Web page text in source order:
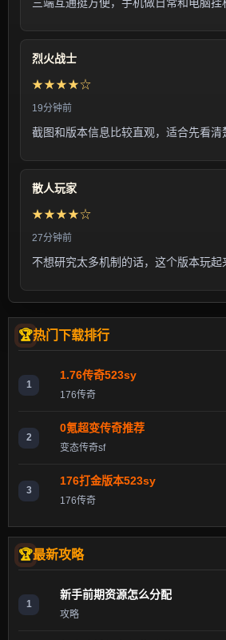
烈火战士
★★★★☆
19分钟前
截图和版本信息比较直观，适合先看清
散人玩家
★★★★☆
27分钟前
不想研究太多机制的话，这个版本玩起
热门下载排行
1
1.76传奇523sy
176传奇
2
0氪超变传奇推荐
变态传奇sf
3
176打金版本523sy
176传奇
最新攻略
1
新手前期资源怎么分配
攻略